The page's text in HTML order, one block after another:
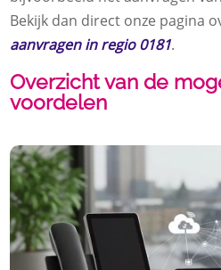
Bekijk dan direct onze pagina
aanvragen in regio 0181.
Overzicht van de
voordelen